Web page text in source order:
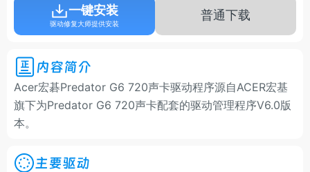
一键安装
驱动修复大师提供安装
普通下载
内容简介
Acer宏碁Predator G6 720声卡驱动程序源自ACER宏基
旗下为Predator G6 720声卡配套的驱动管理程序V6.0版
本。
主要驱动